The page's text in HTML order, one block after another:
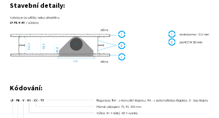
Stavební detaily:
Kódování: